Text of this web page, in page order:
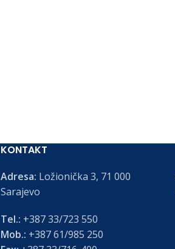
KONTAKT
Adresa: Ložionička 3, 71 000
Sarajevo
Tel.: +387 33/723 550
Mob.: +387 61/985 250